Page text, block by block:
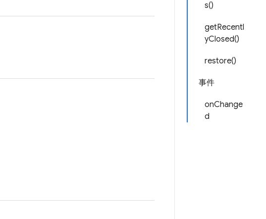
s()
getRecentl
yClosed()
restore()
事件
onChange
d